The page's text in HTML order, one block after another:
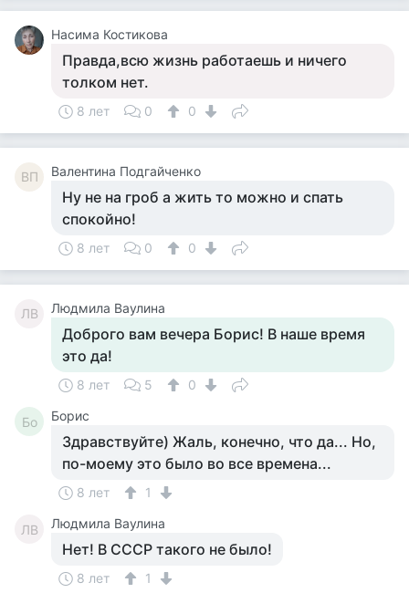
Насима Костикова
Правда,всю жизнь работаешь и ничего
толком нет.
8 лет 0 0
ВП Валентина Подгайченко
Ну не на гроб а жить то можно и спать
спокойно!
8 лет 0 0
ЛВ Людмила Ваулина
Доброго вам вечера Борис! В наше время
это да!
8 лет 5 0
Бо Борис
Здравствуйте) Жаль, конечно, что да... Но,
по-моему это было во все времена...
8 лет 1
ЛВ Людмила Ваулина
Нет! В СССР такого не было!
8 лет 1